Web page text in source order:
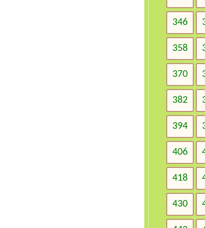
346
358
370
382
394
406
418
430